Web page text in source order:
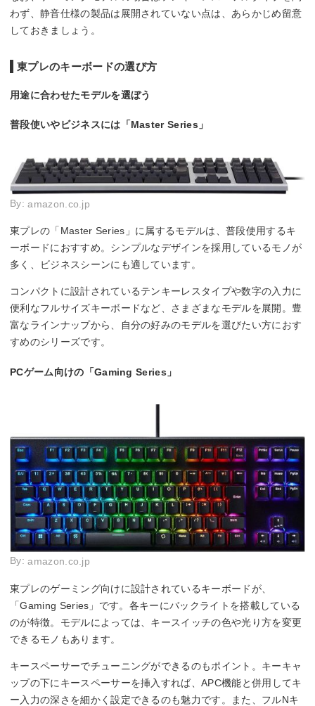
わず、静音仕様の製品は展開されていない点は、あらかじめ留意
しておきましょう。
東プレのキーボードの選び方
用途に合わせたモデルを選ぼう
普段使いやビジネスには「Master Series」
By:amazon.co.jp
東プレの「Master Series」に属するモデルは、普段使用するキ
ーボードにおすすめ。シンプルなデザインを採用しているモノが
多く、ビジネスシーンにも適しています。
コンパクトに設計されているテンキーレスタイプや数字の入力に
便利なフルサイズキーボードなど、さまざまなモデルを展開。豊
富なラインナップから、自分の好みのモデルを選びたい方におす
すめのシリーズです。
PCゲーム向けの「Gaming Series」
By:amazon.co.jp
東プレのゲーミング向けに設計されているキーボードが、
「Gaming Series」です。各キーにバックライトを搭載している
のが特徴。モデルによっては、キースイッチの色や光り方を変更
できるモノもあります。
キースペーサーでチューニングができるのもポイント。キーキャ
ップの下にキースペーサーを挿入すれば、APC機能と併用してキ
ー入力の深さを細かく設定できるのも魅力です。また、フルNキ